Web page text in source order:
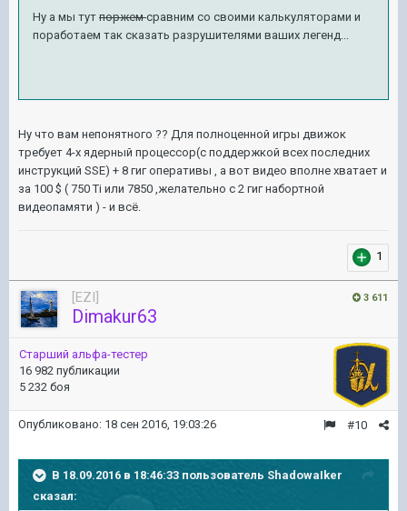
Ну а мы тут поржемсравним со своими калькуляторами и
поработаем так сказать разрушителями ваших легенд...
Ну что вам непонятного ?? Для полноценной игры движок
требует 4-х ядерный процессор(с поддержкой всех последних
инструкций SSE) + 8 гиг оперативы , а вот видео вполне хватает и
за 100 $ ( 750 Ti или 7850 ,желательно с 2 гиг набортной
видеопамяти ) - и всё.
1
3 611
[EZI]
Dimakur63
Старший альфа-тестер
16 982 публикации
5 232 боя
#10
Опубликовано: 18 сен 2016, 19:03:26
В 18.09.2016 в 18:46:33 пользователь ShadowaIker
сказал: